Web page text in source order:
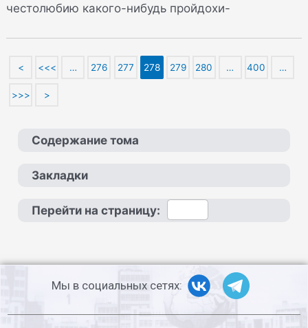
честолюбию какого-нибудь пройдохи-
< <<< … 276 277 278 279 280 … 400 …
>>> >
Содержание тома
Закладки
Перейти на страницу:
Мы в социальных сетях: